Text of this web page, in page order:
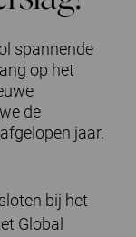
spannende
op het
de
jaar.
bij het
Global